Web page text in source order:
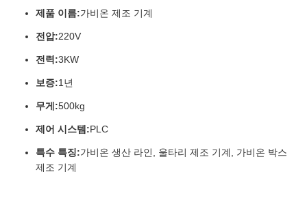
제품 이름:가비온 제조 기계
전압:220V
전력:3KW
보증:1년
무게:500kg
제어 시스템:PLC
특수 특징:가비온 생산 라인, 울타리 제조 기계, 가비온 박스
제조 기계